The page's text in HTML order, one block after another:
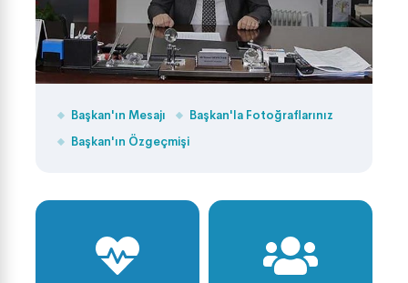
Başkan'ın Mesajı
Başkan'la Fotoğraflarınız
Başkan'ın Özgeçmişi